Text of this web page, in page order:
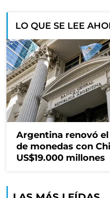
LO QUE SE LEE
Argentina renovó
de monedas con
US$19.000 millones